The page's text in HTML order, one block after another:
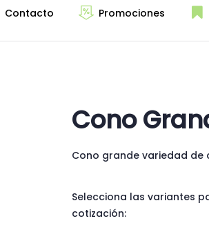
Contacto Promociones
Cono
Cono grande variedad de
Selecciona las variantes
cotización: